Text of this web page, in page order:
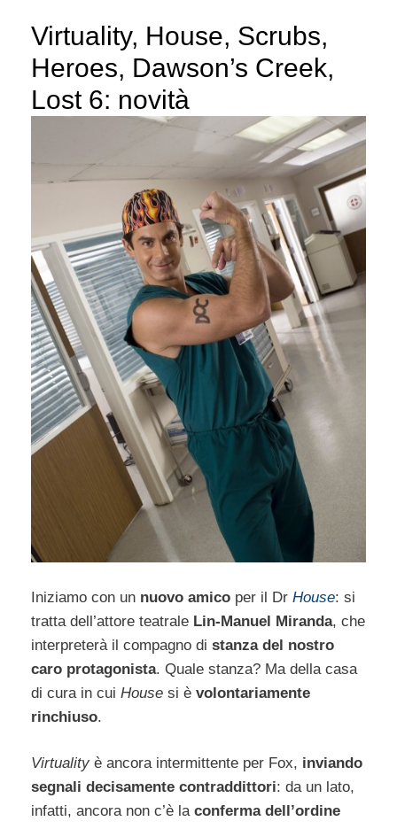
Virtuality, House, Scrubs,
Heroes, Dawson’s Creek,
Lost 6: novità
Iniziamo con un nuovo amico per il Dr House: si
tratta dell’attore teatrale Lin-Manuel Miranda, che
interpreterà il compagno di stanza del nostro
caro protagonista. Quale stanza? Ma della casa
di cura in cui House si è volontariamente
rinchiuso.
Virtuality è ancora intermittente per Fox, inviando
segnali decisamente contraddittori: da un lato,
infatti, ancora non c’è laconferma dell’ordine